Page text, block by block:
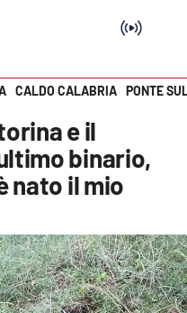
CALDO CALABRIA PONTE
e il
binario,
nato il mio